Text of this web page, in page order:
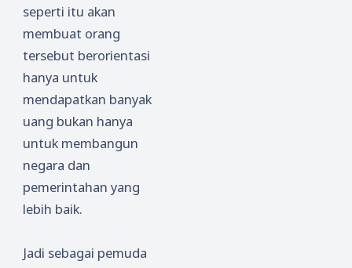
seperti itu akan
membuat orang
tersebut berorientasi
hanya untuk
mendapatkan banyak
uang bukan hanya
untuk membangun
negara dan
pemerintahan yang
lebih baik.
Jadi sebagai pemuda